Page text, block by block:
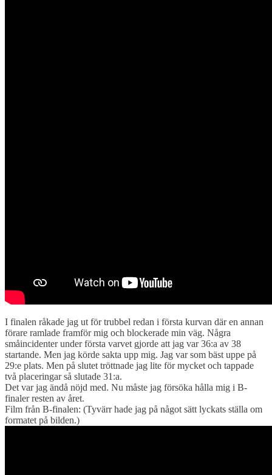
I finalen råkade jag ut för trubbel redan i första kurvan där en annan
förare ramlade framför mig och blockerade min väg. Några
småincidenter under första varvet gjorde att jag var 36:a av 38
startande. Men jag körde sakta upp mig. Jag var som bäst uppe på
29:e plats. Men på slutet tröttnade jag lite för mycket och tappade
två placeringar så slutade 31:a.
Det var jag ändå nöjd med. Nu måste jag försöka hålla mig i B-
finaler resten av året.
Film från B-finalen: (Tyvärr hade jag på något sätt lyckats ställa om
formatet på bilden.)